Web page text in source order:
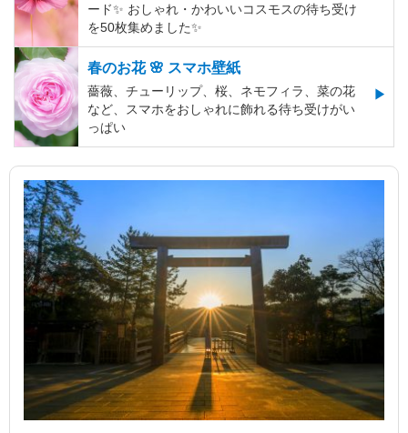
ード✨️ おしゃれ・かわいいコスモスの待ち受け
を50枚集めました✨️
春のお花 🌸 スマホ壁紙
薔薇、チューリップ、桜、ネモフィラ、菜の花
など、スマホをおしゃれに飾れる待ち受けがい
っぱい